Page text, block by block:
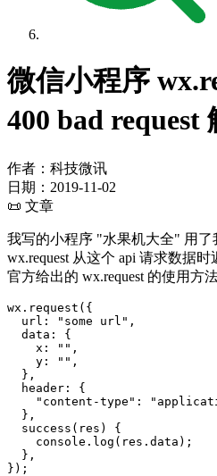
微信小程序
400 bad request
作者：科技微讯
日期： 2019-11-02
📜 文章
我写的小程序 "水果机大全" 用了
wx.request 从这个 api 请求数据时
官方给出的 wx.request 的使用方
wx . request ( {
url : "some url" ,
data :
{
x : "" ,
y : "" ,
} ,
header :
{
"content-type" :
} ,
success ( res )
{
console . log ( res . data ) ;
} ,
} ) ;